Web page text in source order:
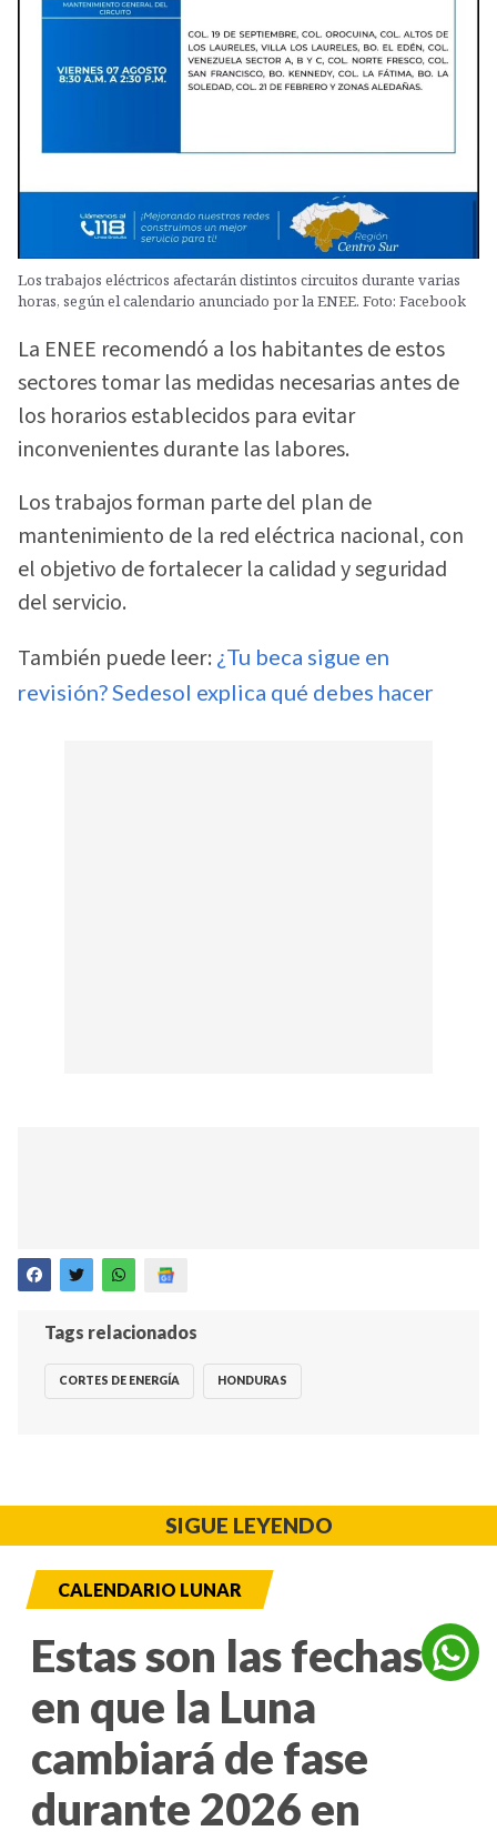
Los trabajos eléctricos afectarán distintos circuitos durante varias
horas, según el calendario anunciado por la ENEE. Foto: Facebook
La ENEE recomendó a los habitantes de estos
sectores tomar las medidas necesarias antes de
los horarios establecidos para evitar
inconvenientes durante las labores.
Los trabajos forman parte del plan de
mantenimiento de la red eléctrica nacional, con
el objetivo de fortalecer la calidad y seguridad
del servicio.
También puede leer: ¿Tu beca sigue en
revisión? Sedesol explica qué debes hacer
Tags relacionados
CORTES DE ENERGÍA HONDURAS
SIGUE LEYENDO
CALENDARIO LUNAR
Estas son las fechas
en que la Luna
cambiará de fase
durante 2026 en